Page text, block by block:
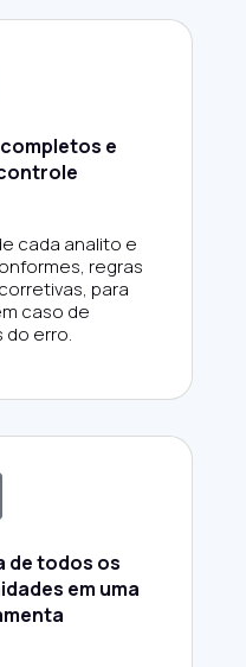
e
cada analito e
regras
para
caso de
do erro.
de todos os
em uma